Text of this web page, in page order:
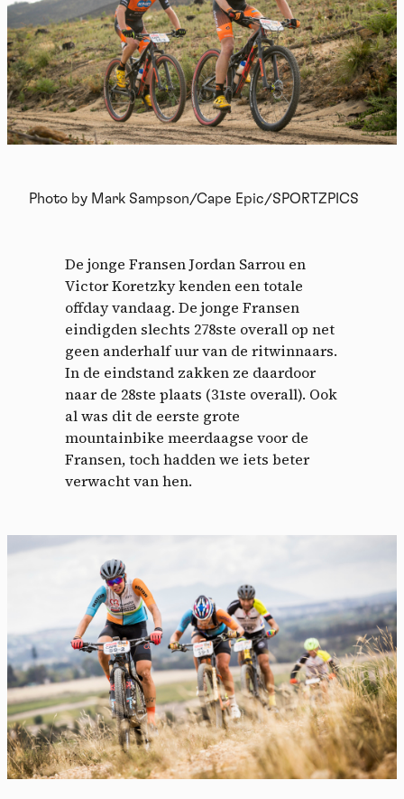
Photo by Mark Sampson/Cape Epic/SPORTZPICS
De jonge Fransen Jordan Sarrou en
Victor Koretzky kenden een totale
offday vandaag. De jonge Fransen
eindigden slechts 278ste overall op net
geen anderhalf uur van de ritwinnaars.
In de eindstand zakken ze daardoor
naar de 28ste plaats (31ste overall). Ook
al was dit de eerste grote
mountainbike meerdaagse voor de
Fransen, toch hadden we iets beter
verwacht van hen.